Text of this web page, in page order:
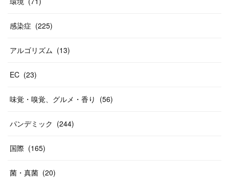
感染症 (225)
アルゴリズム (13)
EC (23)
味覚・嗅覚、グルメ・香り (56)
パンデミック (244)
国際 (165)
菌・真菌 (20)